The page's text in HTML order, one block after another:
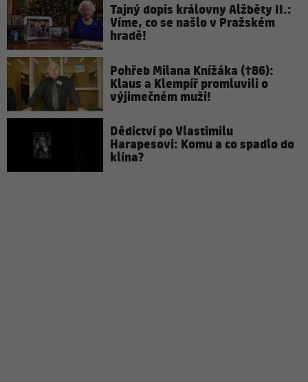
Tajný dopis královny Alžběty II.:
Víme, co se našlo v Pražském
hradě!
Pohřeb Milana Knížáka (†86):
Klaus a Klempíř promluvili o
výjimečném muži!
Dědictví po Vlastimilu
Harapesovi: Komu a co spadlo do
klína?